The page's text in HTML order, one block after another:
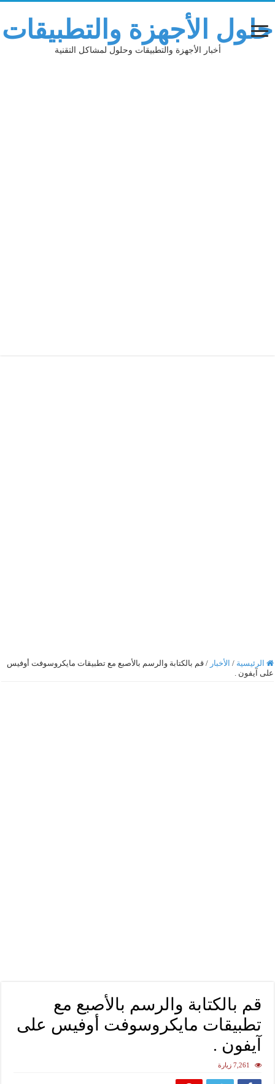
الأجهزة والتطبيقات
أخبار الأجهزة والتطبيقات وحلول لمشاكل التقنية
الرئيسية / الأخبار / قم بالكتابة والرسم بالأصبع مع تطبيقات مايكروسوفت أوفيس
آيفون .
قم بالكتابة والرسم بالأصبع مع
تطبيقات مايكروسوفت أوفيس على
آيفون .
7,261 زيارة